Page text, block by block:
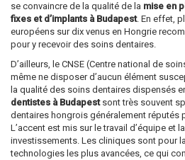
se convaincre de la qualité de la mise en
fixes et d’implants à Budapest. En effet,
européens sur dix venus en Hongrie
pour y recevoir des soins dentaires.
D’ailleurs, le CNSE (Centre national de
même ne disposer d’aucun élément
la qualité des soins dentaires dispensés
dentistes à Budapestsont très souvent
dentaires hongrois généralement réputés
L’accent est mis sur le travail d’équipe et
investissements. Les cliniques sont pour
technologies les plus avancées, ce qui